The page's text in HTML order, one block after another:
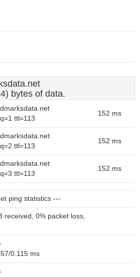
bytes of data.
ttl=113
152 ms
ttl=113
152 ms
ttl=113
152 ms
ping statistics ---
received, 0% packet loss,
0.115 ms